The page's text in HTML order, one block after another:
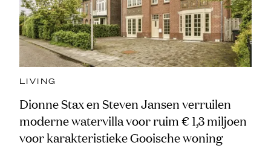
LIVING
Dionne Stax en Steven Jansen verruilen
moderne watervilla voor ruim € 1,3 miljoen
voor karakteristieke Gooische woning